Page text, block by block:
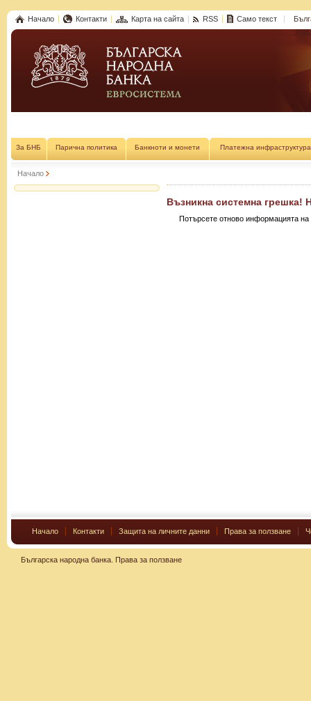
Начало Контакти Карта на сайта RSS Само текст
За БНБ Парична политика Банкноти и монети Платежна инфраструктура
Начало
Възникна системна грешка!
Потърсете отново информацията на
Начало Контакти Защита на личните данни Права за ползване
Българска народна банка. Права за ползване